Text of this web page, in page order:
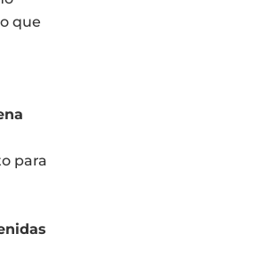
que
para